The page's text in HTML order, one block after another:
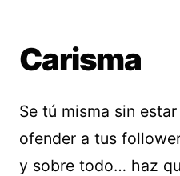
Carisma
Se tú misma sin
ofender a tus
y sobre todo… haz